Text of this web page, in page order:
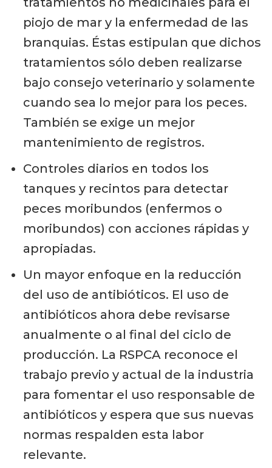
piojo de mar y la enfermedad de las
branquias. Éstas estipulan que dichos
tratamientos sólo deben realizarse
bajo consejo veterinario y solamente
cuando sea lo mejor para los peces.
También se exige un mejor
mantenimiento de registros.
Controles diarios en todos los
tanques y recintos para detectar
peces moribundos (enfermos o
moribundos) con acciones rápidas y
apropiadas.
Un mayor enfoque en la reducción
del uso de antibióticos. El uso de
antibióticos ahora debe revisarse
anualmente o al final del ciclo de
producción. La RSPCA reconoce el
trabajo previo y actual de la industria
para fomentar el uso responsable de
antibióticos y espera que sus nuevas
normas respalden esta labor
relevante.